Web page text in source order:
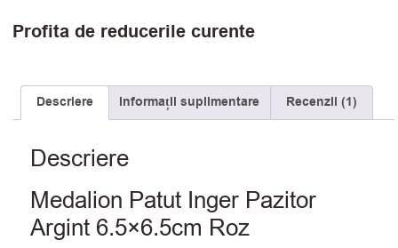
Profita de reducerile curente
Descriere Informații suplimentare Recenzii (1)
Descriere
Medalion Patut Inger Pazitor
Argint 6.5×6.5cm Roz